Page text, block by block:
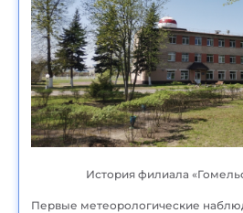
История филиала
Первые метеорологические